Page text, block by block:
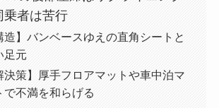
乗者は苦行
造】バンベースゆえの直角シートと
足元
決策】厚手フロアマットや車中泊マ
で不満を和らげる